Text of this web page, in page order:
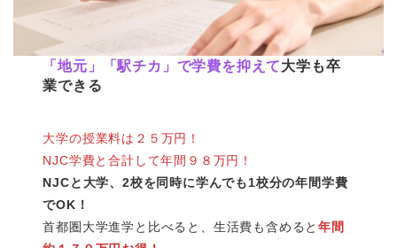
「地元」「駅チカ」で学費を抑えて大学も卒
業できる
大学の授業料は２５万円！
NJC学費と合計して年間９８万円！
NJCと大学、2校を同時に学んでも1校分の年間学費
でOK！
首都圏大学進学と比べると、生活費も含めると年間